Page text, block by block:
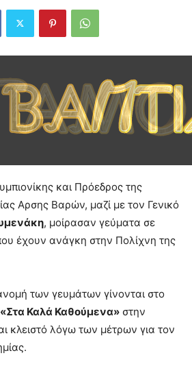
και Πρόεδρος της
Αρσης Βαρών, μαζί με τον Γενικό
, μοίρασαν γεύματα σε
έχουν ανάγκη στην Πολίχνη της
των γευμάτων γίνονται στο
«Στα Καλά Καθούμενα» στην
κλειστό λόγω των μέτρων για τον